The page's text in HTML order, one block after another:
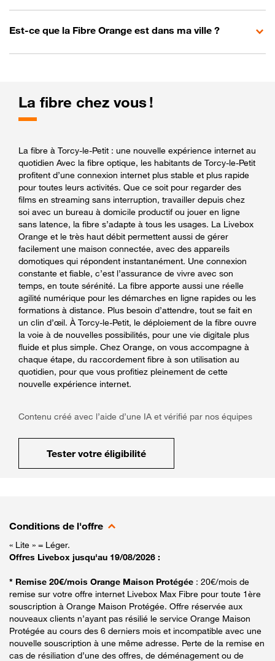
Est-ce que la Fibre Orange est dans ma ville ?
La fibre chez vous !
La fibre à Torcy-le-Petit : une nouvelle expérience internet au
quotidien Avec la fibre optique, les habitants de Torcy-le-Petit
profitent d’une connexion internet plus stable et plus rapide
pour toutes leurs activités. Que ce soit pour regarder des
films en streaming sans interruption, travailler depuis chez
soi avec un bureau à domicile productif ou jouer en ligne
sans latence, la fibre s’adapte à tous les usages. La Livebox
Orange et le très haut débit permettent aussi de gérer
facilement une maison connectée, avec des appareils
domotiques qui répondent instantanément. Une connexion
constante et fiable, c’est l’assurance de vivre avec son
temps, en toute sérénité. La fibre apporte aussi une réelle
agilité numérique pour les démarches en ligne rapides ou les
formations à distance. Plus besoin d’attendre, tout se fait en
un clin d’œil. À Torcy-le-Petit, le déploiement de la fibre ouvre
la voie à de nouvelles possibilités, pour une vie digitale plus
fluide et plus simple. Chez Orange, on vous accompagne à
chaque étape, du raccordement fibre à son utilisation au
quotidien, pour que vous profitiez pleinement de cette
nouvelle expérience internet.
Contenu créé avec l’aide d’une IA et vérifié par nos équipes
Tester votre éligibilité
Conditions de l'offre
« Lite » = Léger.
Offres Livebox jusqu'au 19/08/2026 :
* Remise 20€/mois Orange Maison Protégée : 20€/mois de
remise sur votre offre internet Livebox Max Fibre pour toute 1ère
souscription à Orange Maison Protégée. Offre réservée aux
nouveaux clients n’ayant pas résilié le service Orange Maison
Protégée au cours des 6 derniers mois et incompatible avec une
nouvelle souscription à une même adresse. Perte de la remise en
cas de résiliation d’une des offres, de déménagement ou de